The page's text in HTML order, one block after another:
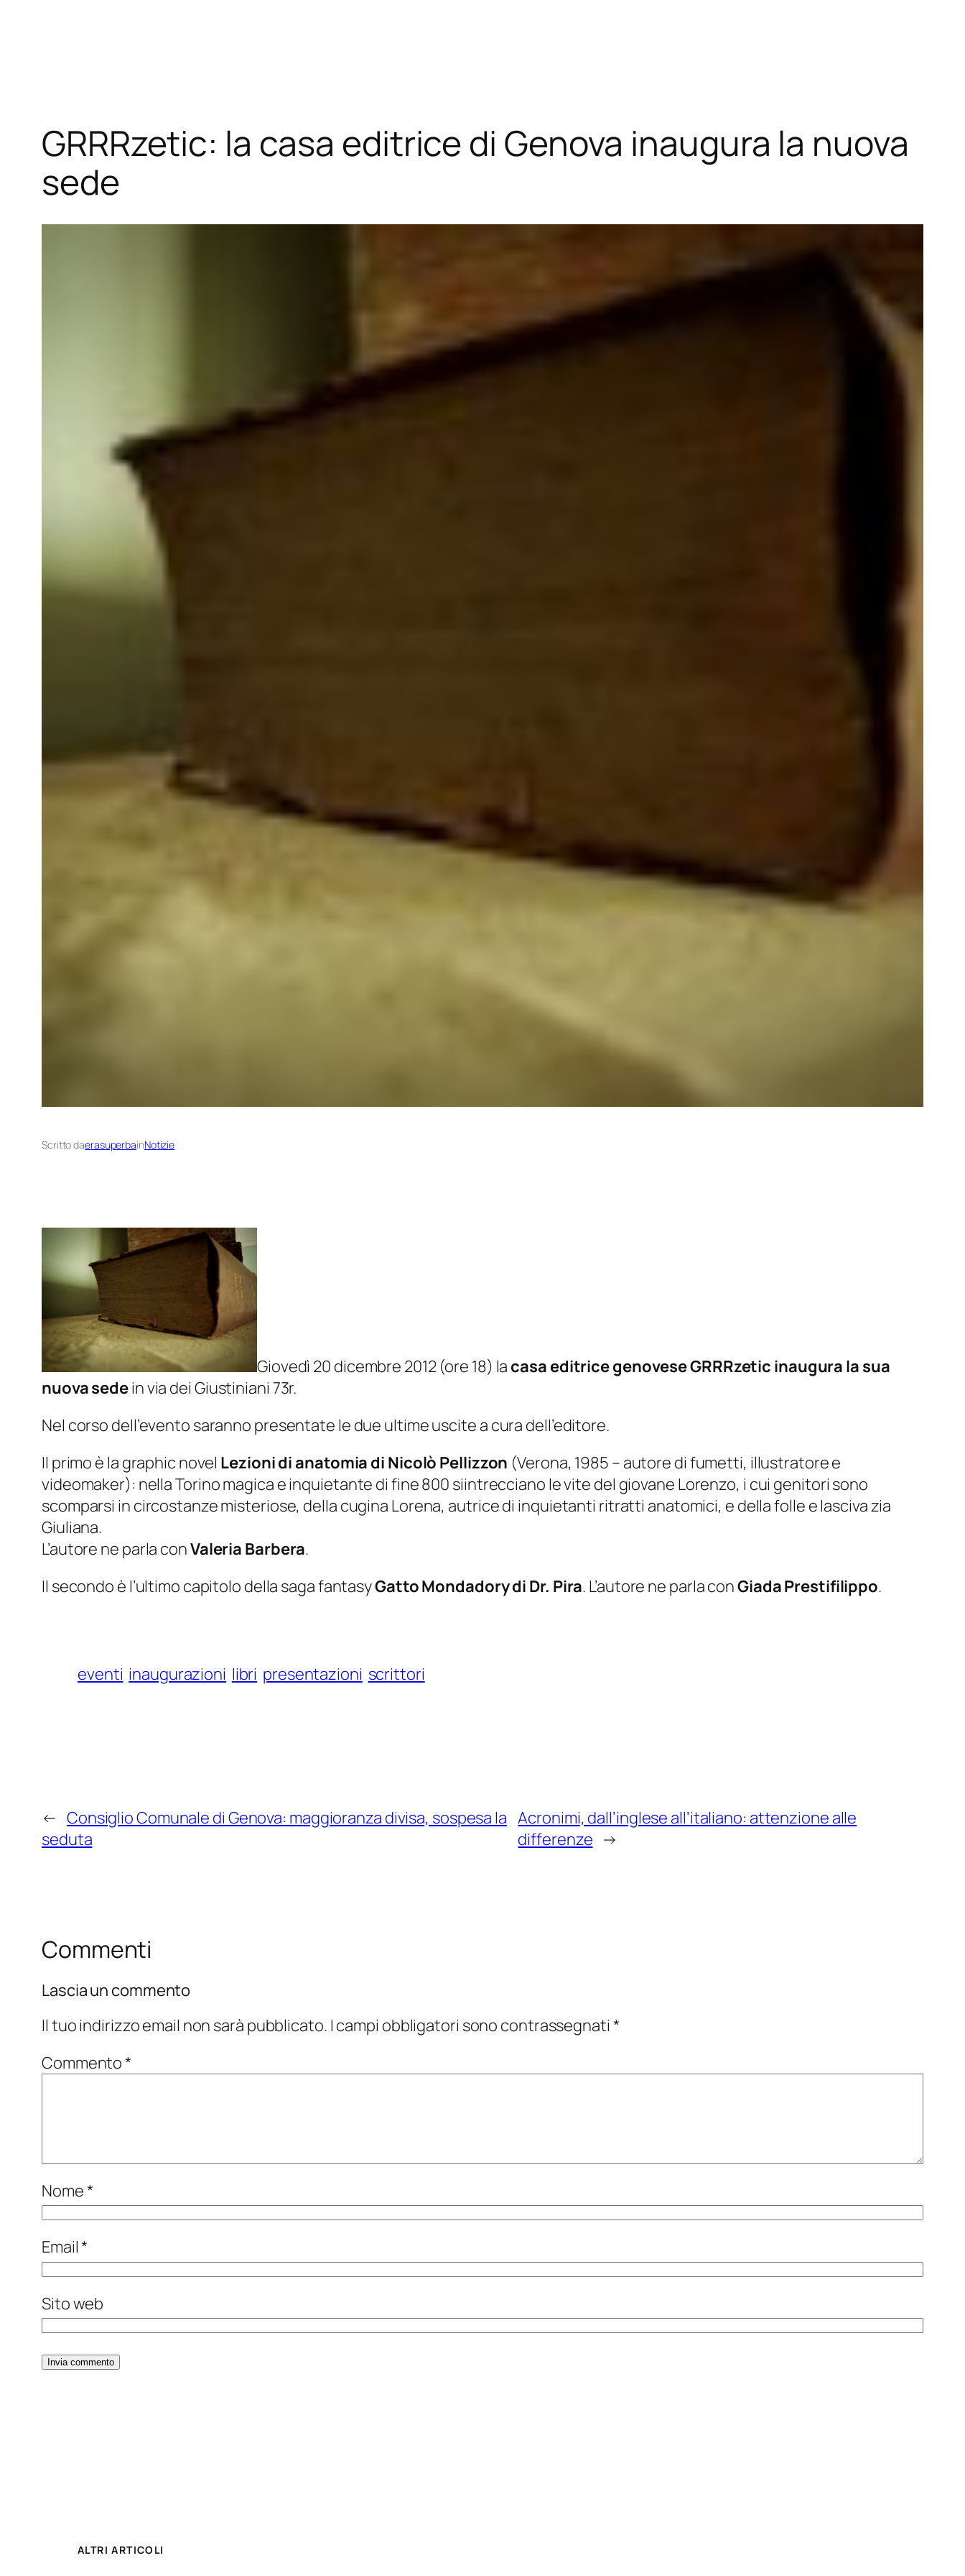
GRRRzetic: la casa editrice di Genova inaugura la nuova
sede
Scritto daerasuperbainNotizie
Giovedì 20 dicembre 2012 (ore 18) la casa editrice genovese GRRRzetic inaugura la sua
nuova sedein via dei Giustiniani 73r.
Nel corso dell’evento saranno presentate le due ultime uscite a cura dell’editore.
Il primo è la graphic novel Lezioni di anatomia di Nicolò Pellizzon (Verona, 1985 – autore di fumetti, illustratore e
videomaker): nella Torino magica e inquietante di fine 800 siintrecciano le vite del giovane Lorenzo, i cui genitori sono
scomparsi in circostanze misteriose, della cugina Lorena, autrice di inquietanti ritratti anatomici, e della folle e lasciva zia
Giuliana.
L’autore ne parla conValeria Barbera.
Il secondo è l’ultimo capitolo della saga fantasyGatto Mondadorydi Dr. Pira. L’autore ne parla conGiada Prestifilippo.
eventi inaugurazioni libri presentazioni scrittori
← Consiglio Comunale di Genova: maggioranza divisa, sospesa la
seduta
Acronimi, dall’inglese all’italiano: attenzione alle
differenze →
Commenti
Lascia un commento
Il tuo indirizzo email non sarà pubblicato. I campi obbligatori sono contrassegnati *
Commento*
Nome*
Email*
Sito web
ALTRI ARTICOLI